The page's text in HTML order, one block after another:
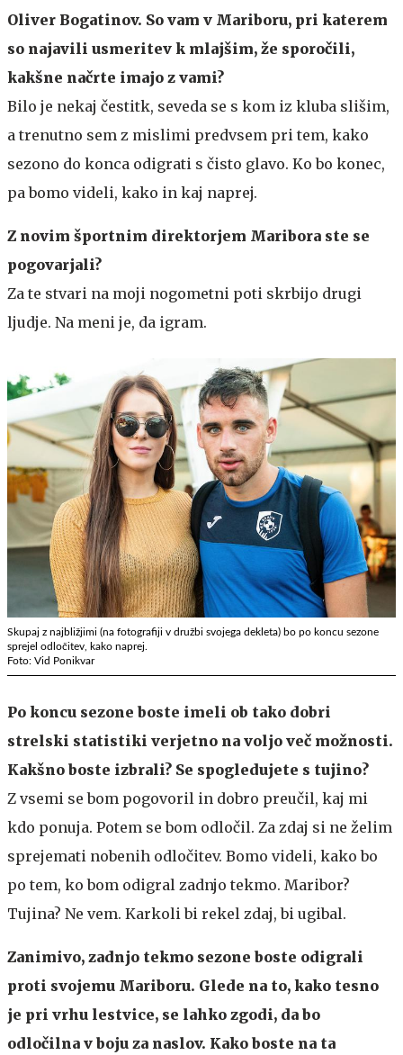
Oliver Bogatinov. So vam v Mariboru, pri katerem
so najavili usmeritev k mlajšim, že sporočili,
kakšne načrte imajo z vami?
Bilo je nekaj čestitk, seveda se s kom iz kluba slišim,
a trenutno sem z mislimi predvsem pri tem, kako
sezono do konca odigrati s čisto glavo. Ko bo konec,
pa bomo videli, kako in kaj naprej.
Z novim športnim direktorjem Maribora ste se
pogovarjali?
Za te stvari na moji nogometni poti skrbijo drugi
ljudje. Na meni je, da igram.
Skupaj z najbližjimi (na fotografiji v družbi svojega dekleta) bo po koncu sezone
sprejel odločitev, kako naprej.
Foto: Vid Ponikvar
Po koncu sezone boste imeli ob tako dobri
strelski statistiki verjetno na voljo več možnosti.
Kakšno boste izbrali? Se spogledujete s tujino?
Z vsemi se bom pogovoril in dobro preučil, kaj mi
kdo ponuja. Potem se bom odločil. Za zdaj si ne želim
sprejemati nobenih odločitev. Bomo videli, kako bo
po tem, ko bom odigral zadnjo tekmo. Maribor?
Tujina? Ne vem. Karkoli bi rekel zdaj, bi ugibal.
Zanimivo, zadnjo tekmo sezone boste odigrali
proti svojemu Mariboru. Glede na to, kako tesno
je pri vrhu lestvice, se lahko zgodi, da bo
odločilna v boju za naslov. Kako boste na ta